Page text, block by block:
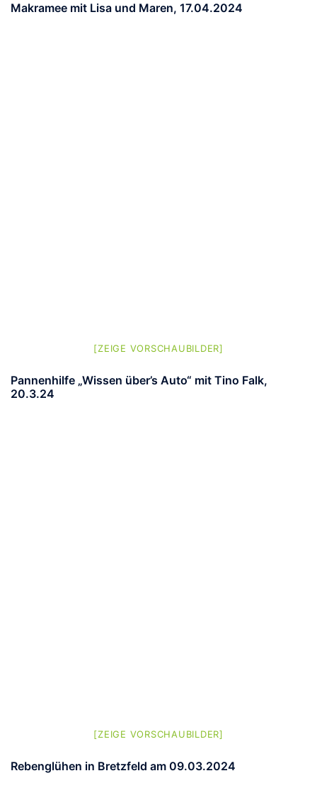
Makramee mit Lisa und Maren, 17.04.2024
[ZEIGE VORSCHAUBILDER]
Pannenhilfe „Wissen über’s Auto“ mit Tino Falk,
20.3.24
[ZEIGE VORSCHAUBILDER]
Rebenglühen in Bretzfeld am 09.03.2024